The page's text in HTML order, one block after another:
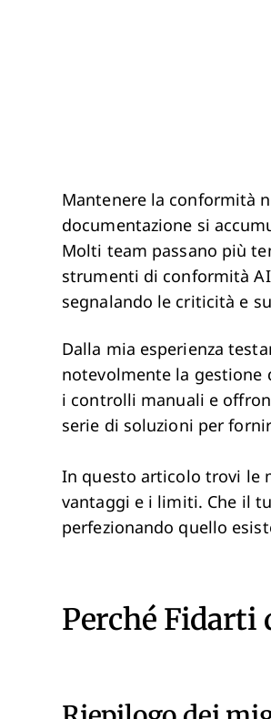
Mantenere la conformità
documentazione si
Molti team passano più
strumenti di conformità
segnalando le criticità e
Dalla mia esperienza
notevolmente la gestione
i controlli manuali e
serie di soluzioni per
In questo articolo trovi le
vantaggi e i limiti. Che il
perfezionando quello
Perché Fidarti